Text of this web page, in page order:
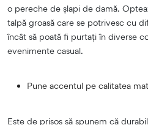
o pereche de șlapi de damă.
talpă groasă care se potrivesc cu
încât să poată fi purtați în diverse
evenimente casual.
Pune accentul pe calitatea
Este de prisos să spunem că